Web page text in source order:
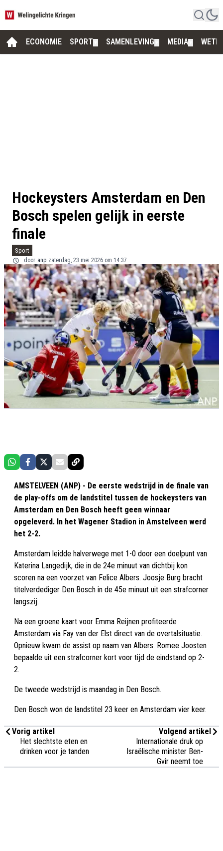
ECONOMIE SPORT SAMENLEVING MEDIA
Hockeysters Amsterdam en Den
Bosch spelen gelijk in eerste
finale
Sport
door anp zaterdag, 23 mei 2026 om 14:37
AMSTELVEEN (ANP) - De eerste wedstrijd in de finale van
de play-offs om de landstitel tussen de hockeysters van
Amsterdam en Den Bosch heeft geen winnaar
opgeleverd. In het Wagener Stadion in Amstelveen werd
het 2-2.
Amsterdam leidde halverwege met 1-0 door een doelpunt van
Katerina Langedijk, die in de 24e minuut van dichtbij kon
scoren na een voorzet van Felice Albers. Joosje Burg bracht
titelverdediger Den Bosch in de 45e minuut uit een strafcorner
langszij.
Na een groene kaart voor Emma Reijnen profiteerde
Amsterdam via Fay van der Elst direct van de overtalsituatie.
Opnieuw kwam de assist op naam van Albers. Romee Joosten
bepaalde uit een strafcorner kort voor tijd de eindstand op 2-
2.
De tweede wedstrijd is maandag in Den Bosch.
Den Bosch won de landstitel 23 keer en Amsterdam vier keer.
Vorig artikel
Het slechtste eten en
drinken voor je tanden
Volgend artikel
Internationale druk op
Israëlische minister Ben-
Gvir neemt toe